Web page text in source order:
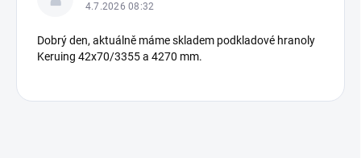
4.7.2026 08:32
Dobrý den, aktuálně máme skladem podkladové hranoly
Keruing 42x70/3355 a 4270 mm.